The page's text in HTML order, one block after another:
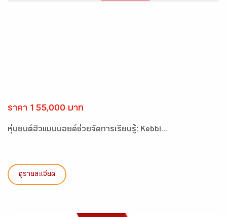
ราคา 155,000 บาท
หุ่นยนต์ฮิวแมนนอยด์ช่วยจัดการเรียนรู้: Kebbi...
ดูรายละเอียด